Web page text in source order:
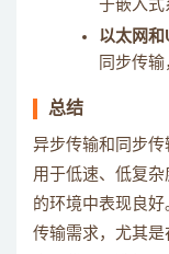
于嵌入式
以太网和
同步传输
总结
异步传输和同步传
用于低速、低复
的环境中表现良好
传输需求，尤其